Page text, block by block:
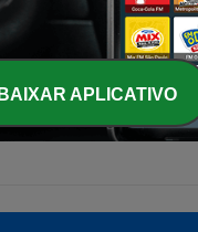
Saiba qual é a
que está por trás do
carioca deste ano
desatada' da cantora
BAIXAR APLICATIVO